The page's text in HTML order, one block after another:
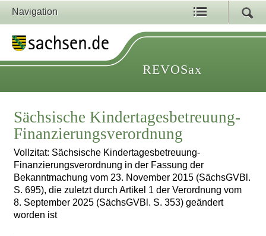
Navigation
REVOSax
Sächsische Kindertagesbetreuung-
Finanzierungsverordnung
Vollzitat: Sächsische Kindertagesbetreuung-
Finanzierungsverordnung in der Fassung der
Bekanntmachung vom 23. November 2015 (SächsGVBl.
S. 695), die zuletzt durch Artikel 1 der Verordnung vom
8. September 2025 (SächsGVBl. S. 353) geändert
worden ist